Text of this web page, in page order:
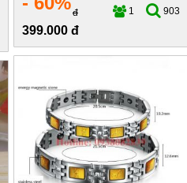
1 903
đ
399.000 đ